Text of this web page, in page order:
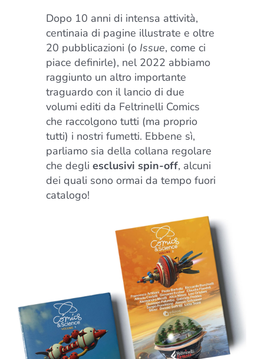
Dopo 10 anni di intensa attività,
centinaia di pagine illustrate e oltre
20 pubblicazioni (o Issue, come ci
piace definirle), nel 2022 abbiamo
raggiunto un altro importante
traguardo con il lancio di due
volumi editi da Feltrinelli Comics
che raccolgono tutti (ma proprio
tutti) i nostri fumetti. Ebbene sì,
parliamo sia della collana regolare
che degli esclusivi spin-off, alcuni
dei quali sono ormai da tempo fuori
catalogo!